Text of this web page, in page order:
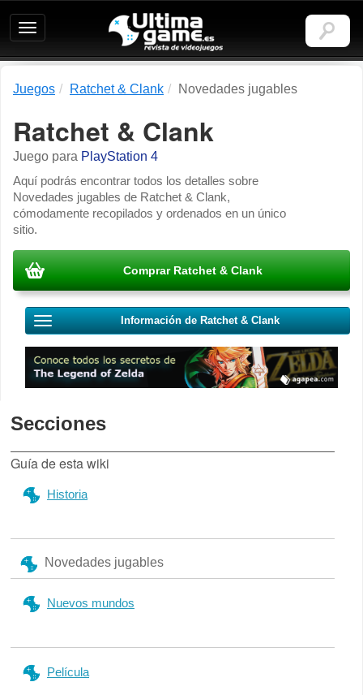
Ultimagame:
Revista
de
Juegos Ratchet & Clank Novedades jugables
Ratchet & Clank
Juego para PlayStation 4
Aquí podrás encontrar todos los detalles sobre
Novedades jugables de Ratchet & Clank,
cómodamente recopilados y ordenados en un único
sitio.
Comprar Ratchet & Clank
Información de Ratchet & Clank
Secciones
Guía de esta wiki
Historia
Novedades jugables
Nuevos mundos
Película